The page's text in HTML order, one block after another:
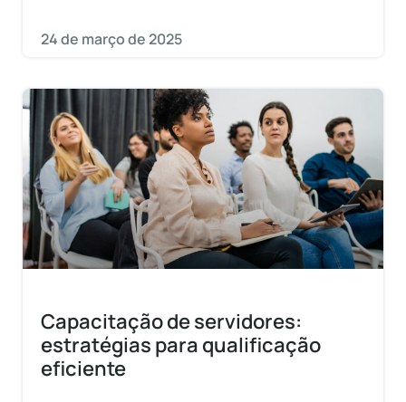
24 de março de 2025
Capacitação de servidores:
estratégias para qualificação
eficiente